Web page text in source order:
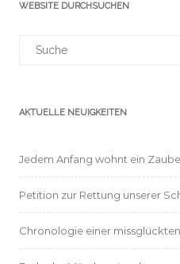
WEBSITE DURCHSUCHEN
AKTUELLE NEUIGKEITEN
Jedem Anfang wohnt ein
Petition zur Rettung unserer
Chronologie einer